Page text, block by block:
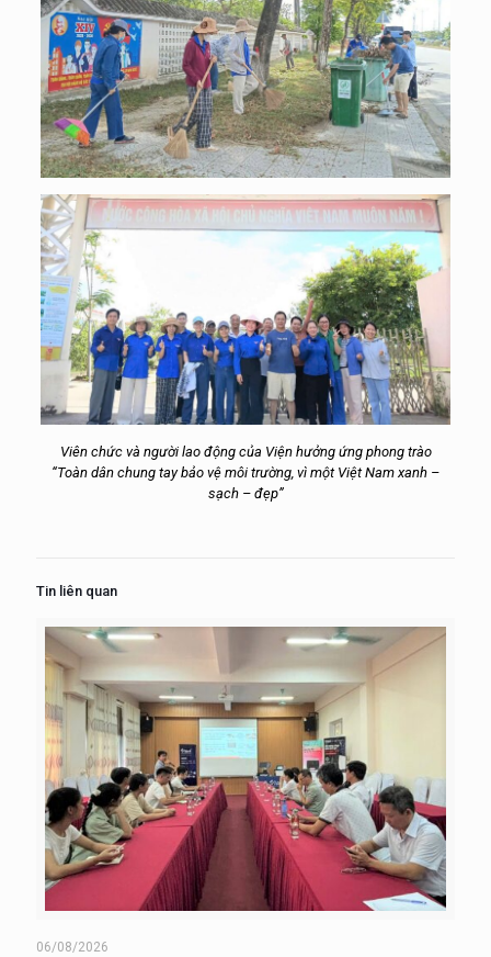
Viên chức và người lao động của Viện hưởng ứng phong trào
“Toàn dân chung tay bảo vệ môi trường, vì một Việt Nam xanh –
sạch – đẹp”
Tin liên quan
06/08/2026